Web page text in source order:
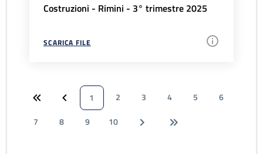
Costruzioni - Rimini - 3° trimestre 2025
SCARICA FILE
1 2 3 4 5
6
7
8 9 10